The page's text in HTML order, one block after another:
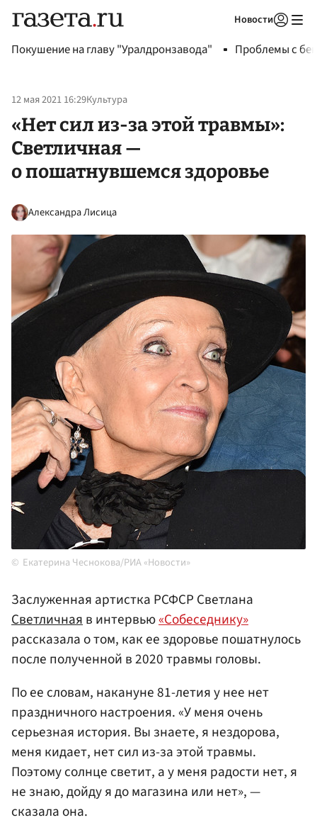
Новости
Покушение на главу "Уралдронзавода" Проблемы с
12 мая 2021 16:29Культура
«Нет сил из-за этой травмы»:
Светличная —
о пошатнувшемся здоровье
Александра Лисица
Екатерина Чеснокова/РИА «Новости»
Заслуженная артистка РСФСР Светлана
Светличнаяв интервью«Собеседнику»
рассказала о том, как ее здоровье пошатнулось
после полученной в 2020 травмы головы.
По ее словам, накануне 81-летия у нее нет
праздничного настроения. «У меня очень
серьезная история. Вы знаете, я нездорова,
меня кидает, нет сил из-за этой травмы.
Поэтому солнце светит, а у меня радости нет, я
не знаю, дойду я до магазина или нет», —
сказала она.